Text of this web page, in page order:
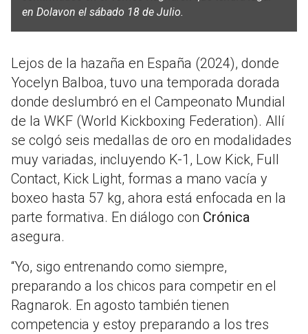
en Dolavon el sábado 18 de Julio.
Lejos de la hazaña en España (2024), donde
Yocelyn Balboa, tuvo una temporada dorada
donde deslumbró en el Campeonato Mundial
de la WKF (World Kickboxing Federation). Allí
se colgó seis medallas de oro en modalidades
muy variadas, incluyendo K-1, Low Kick, Full
Contact, Kick Light, formas a mano vacía y
boxeo hasta 57 kg, ahora está enfocada en la
parte formativa. En diálogo con Crónica
asegura.
“Yo, sigo entrenando como siempre,
preparando a los chicos para competir en el
Ragnarok. En agosto también tienen
competencia y estoy preparando a los tres